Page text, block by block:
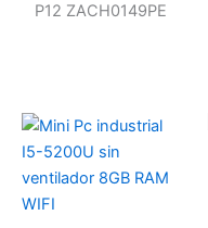
P12 ZACH0149PE